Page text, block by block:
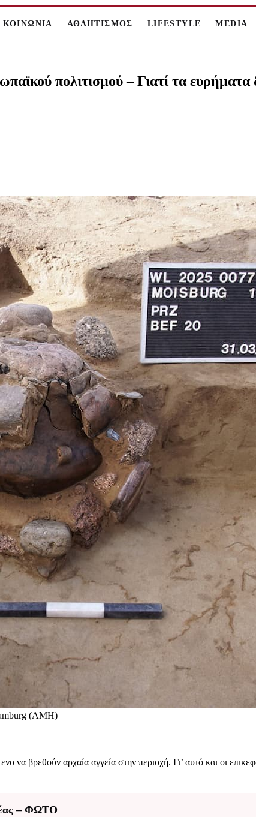
ΚΟΙΝΩΝΙΑ ΑΘΛΗΤΙΣΜΟΣ LIFESTYLE MEDIA
πολιτισμού – Γιατί τα
(AMH)
να βρεθούν αρχαία αγγεία στην περιοχή. Γι’ αυτό και οι
– ΦΩΤΟ